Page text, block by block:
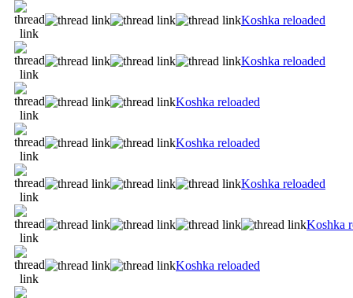
Koshka reloaded
Koshka reloaded
Koshka reloaded
Koshka reloaded
Koshka reloaded
Koshka
Koshka reloaded